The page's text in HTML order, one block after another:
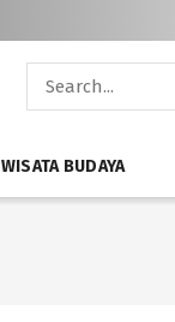
WISATA BUDAYA